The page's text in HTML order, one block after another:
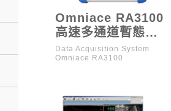
Omniace RA3100
高速多通道暫態記
錄器
Data Acquisition System
Omniace RA3100